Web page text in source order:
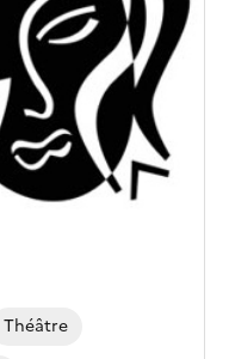
Théâtre